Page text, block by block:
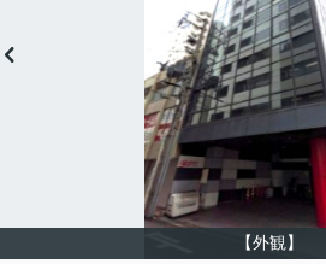
【外観】